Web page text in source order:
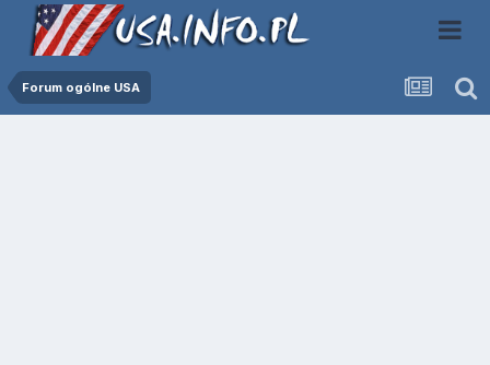
Forum ogólne USA